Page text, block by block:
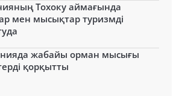
Тохоку аймағында
мен мысықтар туризмді
жабайы орман мысығы
қорқытты